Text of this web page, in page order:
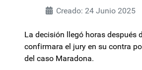
Creado: 24 Junio 2025
La decisión llegó horas después
confirmara el jury en su contra
del caso Maradona.